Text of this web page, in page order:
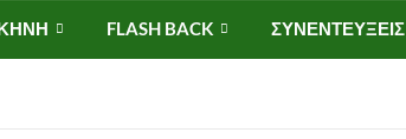
FLASH BACK ΣΥΝΕΝΤΕΥΞΕΙΣ